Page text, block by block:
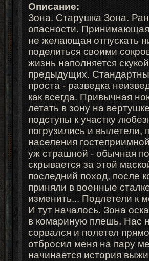
Описание:
Зона. Старушка Зона.
опасности.
не желающая отпускать
поделиться своими
жизнь наполняется
предыдущих.
проста - разведка
как всегда. Привычная
летать в зону на
подступы к участку
погрузились и
населения
уж страшной - обычная
скрывается заэтой
последний поход, после
приняли в военные
изменить... Подлетели к
И тут началось. Зона
в комариную плешь. Нас
сорвался и полетел
отбросил меня на пару
начинается история